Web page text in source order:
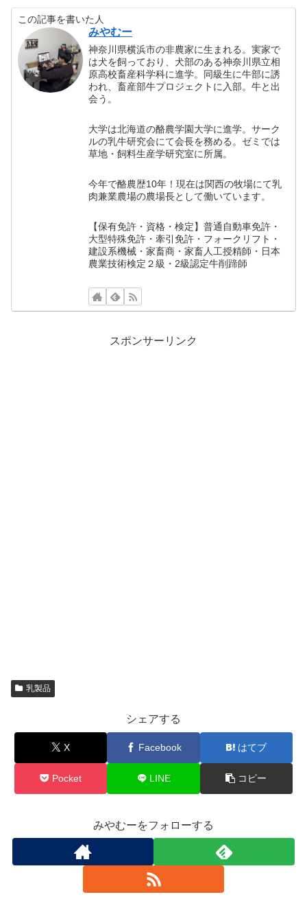
この記事を書いた人
みやむー
神奈川県横浜市の非農家に生まれる。実家で
は犬を飼っており、犬部のある神奈川県立相
原高校畜産科学科に進学。同級生に牛部に誘
われ、畜産部牛プロジェクトに入部。牛と出
会う。
大学は北海道の酪農学園大学に進学。サーク
ルの乳牛研究会にて会長を務める。ゼミでは
草地・飼料生産学研究室に所属。
今年で酪農歴10年！現在は関西の牧場にて乳
肉兼業農場の農場長として働いています。
【保有免許・資格・検定】普通自動車免許・
大型特殊免許・牽引免許・フォークリフト・
建設系機械・家畜商・家畜人工授精師・日本
農業技術検定２級・2級認定牛削蹄師
スポンサーリンク
乳製品
シェアする
X Facebook はてブ
Pocket LINE コピー
みやむーをフォローする